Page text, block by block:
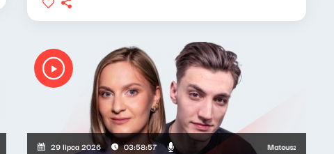
29 lipca 2026 03:58:57 Mateusz